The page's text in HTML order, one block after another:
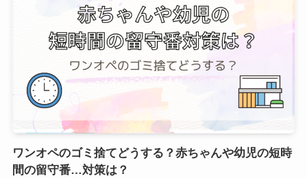
ワンオペのゴミ捨てどうする？赤ちゃんや幼児の短時
間の留守番…対策は？